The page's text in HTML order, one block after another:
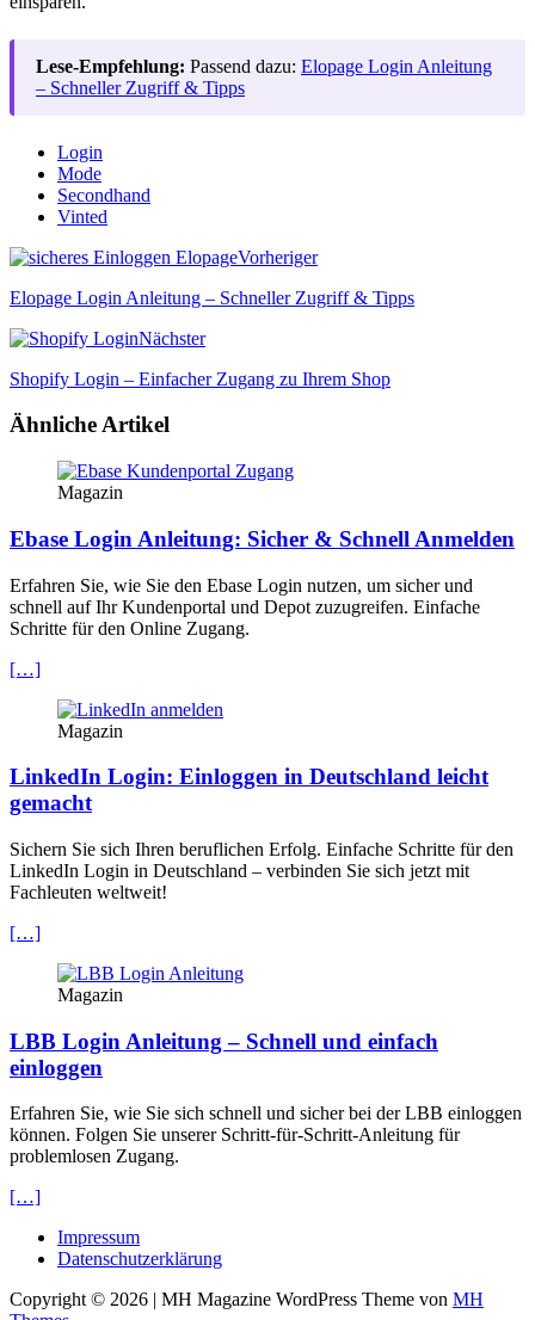
Lese-Empfehlung: Passend dazu: Elopage Login Anleitung
– Schneller Zugriff & Tipps
Login
Mode
Secondhand
Vinted
Vorheriger
Elopage Login Anleitung – Schneller Zugriff & Tipps
Nächster
Shopify Login – Einfacher Zugang zu Ihrem Shop
Ähnliche Artikel
Magazin
Ebase Login Anleitung: Sicher & Schnell Anmelden
Erfahren Sie, wie Sie den Ebase Login nutzen, um sicher und
schnell auf Ihr Kundenportal und Depot zuzugreifen. Einfache
Schritte für den Online Zugang.
[…]
Magazin
LinkedIn Login: Einloggen in Deutschland leicht
gemacht
Sichern Sie sich Ihren beruflichen Erfolg. Einfache Schritte für den
LinkedIn Login in Deutschland – verbinden Sie sich jetzt mit
Fachleuten weltweit!
[…]
Magazin
LBB Login Anleitung – Schnell und einfach
einloggen
Erfahren Sie, wie Sie sich schnell und sicher bei der LBB einloggen
können. Folgen Sie unserer Schritt-für-Schritt-Anleitung für
problemlosen Zugang.
[…]
Impressum
Datenschutzerklärung
Copyright © 2026 | MH Magazine WordPress Theme von MH